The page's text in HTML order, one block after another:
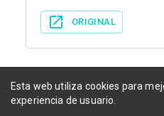
Municipios
ORIGINAL
Esta web utiliza cookies para
experiencia de usuario.